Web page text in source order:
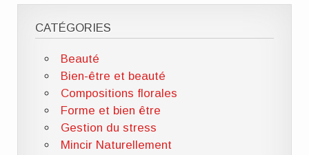
CATÉGORIES
Beauté
Bien-être et beauté
Compositions florales
Forme et bien être
Gestion du stress
Mincir Naturellement